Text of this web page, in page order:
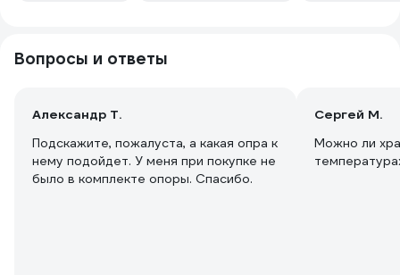
высоте. Колесики литые, из металла.
Вопросы и ответы
Александр Т.
Подскажите, пожалуста, а какая опра к
нему подойдет. У меня при покупке не
было в комплекте опоры. Спасибо.
Сергей М.
Можно ли